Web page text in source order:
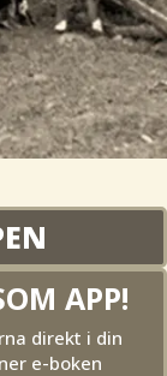
APP!
direkt i din
e-boken